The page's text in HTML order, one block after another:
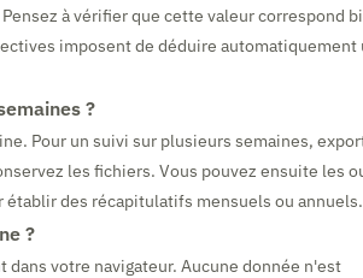
à vérifier que cette valeur correspond
imposent de déduire automatiquement
?
Pour un suivi sur plusieurs semaines,
les fichiers. Vous pouvez ensuite les
établir des récapitulatifs mensuels ou annuels.
?
votre navigateur. Aucune donnée n'est